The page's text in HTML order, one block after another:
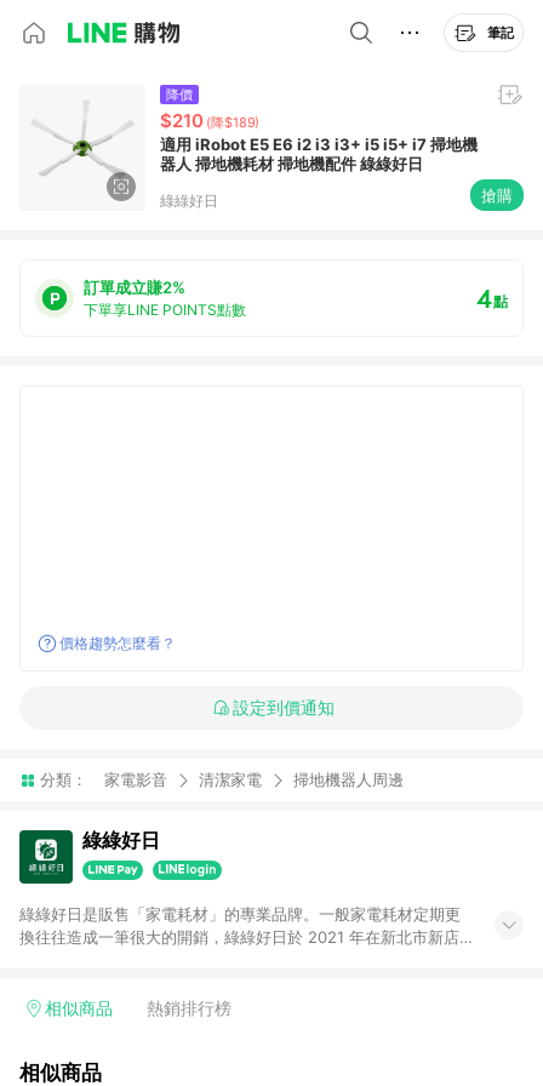
筆記
降價
$210 (降$189)
適用 iRobot E5 E6 i2 i3 i3+ i5 i5+ i7 掃地機
器人 掃地機耗材 掃地機配件 綠綠好日
綠綠好日 搶購
訂單成立賺2%
下單享LINE POINTS點數 4點
價格趨勢怎麼看？
設定到價通知
分類： 家電影音 清潔家電 掃地機器人周邊
綠綠好日
綠綠好日是販售「家電耗材」的專業品牌。一般家電耗材定期更
換往往造成一筆很大的開銷，綠綠好日於 2021 年在新北市新店
型號以上的家電耗材產品；目前綠綠好日在各大通路皆有上架，
日日都能是好日。
相似商品 熱銷排行榜
相似商品